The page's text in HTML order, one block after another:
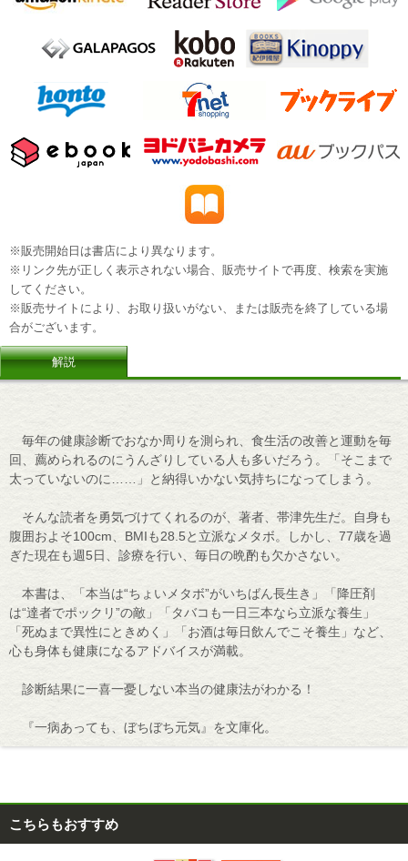
※販売開始日は書店により異なります。
※リンク先が正しく表示されない場合、販売サイトで再度、検索を実施
してください。
※販売サイトにより、お取り扱いがない、または販売を終了している場
合がございます。
解説
毎年の健康診断でおなか周りを測られ、食生活の改善と運動を毎
回、薦められるのにうんざりしている人も多いだろう。「そこまで
太っていないのに……」と納得いかない気持ちになってしまう。
そんな読者を勇気づけてくれるのが、著者、帯津先生だ。自身も
腹囲およそ100cm、BMIも28.5と立派なメタボ。しかし、77歳を過
ぎた現在も週5日、診療を行い、毎日の晩酌も欠かさない。
本書は、「本当は“ちょいメタボ”がいちばん長生き」「降圧剤
は“達者でポックリ”の敵」「タバコも一日三本なら立派な養生」
「死ぬまで異性にときめく」「お酒は毎日飲んでこそ養生」など、
心も身体も健康になるアドバイスが満載。
診断結果に一喜一憂しない本当の健康法がわかる！
『一病あっても、ぼちぼち元気』を文庫化。
こちらもおすすめ